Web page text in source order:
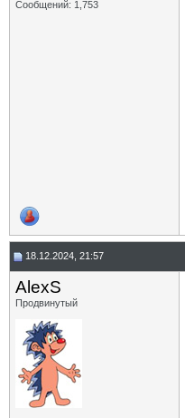
Сообщений: 1,753
18.12.2024, 21:57
AlexS
Продвинутый